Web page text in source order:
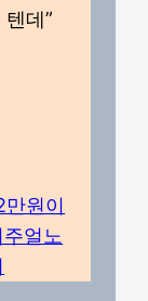
데”
만원이
주얼노